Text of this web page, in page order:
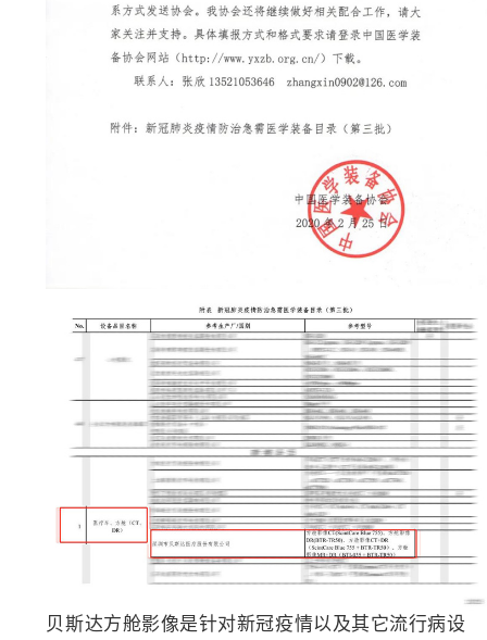
贝斯达方舱影像是针对新冠疫情以及其它流行病设